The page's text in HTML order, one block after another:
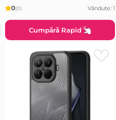
0(0) Vândute: 1
Cumpără Rapid